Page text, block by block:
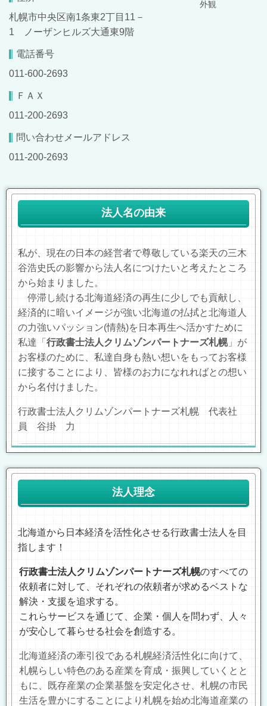
外観
札幌市中央区南1条東2丁目11－
1 ノーザンヒルズ大通東9階
電話番号
011-600-2693
ＦＡＸ
011-200-2693
問い合わせメールアドレス
011-200-2693
法人名の由来
私が、現在の日本の経営者で尊敬している楽天の三木
谷浩史氏の影響から法人名につけたいと考えたところ
から始まりました。
停滞し続ける北海道経済の再生に少しでも貢献し、
経済的に暗いイメージが強い北海道の払拭と北海道人
の力強いパッション(情熱)を日本再生へ活かすために
私達「 行政書士法人クリムゾンパートナーズ札幌」が
お客様のために、私達自身も熱い想いをもってお客様
に接することにより、皆様のお力になれればとの想い
から名付けました。
行政書士法人クリムゾンパートナーズ札幌 代表社
員 谷掛 力
法人理念
北海道から日本経済を活性化させる行政書士法人を目
指します！
行政書士法人クリムゾンパートナーズ札幌のすべての
依頼者に対して、それぞれの依頼者が求めるベストな
解決・支援を追求する。
これらサービスを通じて、企業・個人を問わず、人々
が安心して暮らせる社会を創造する。
北海道経済の牽引役である札幌経済活性化に向けて、
札幌らしい特色のある産業を育成・振興していくとと
もに、既存産業の企業基盤を安定化させ、札幌の市民
生活を豊かにすることにより札幌を始め北海道産業の